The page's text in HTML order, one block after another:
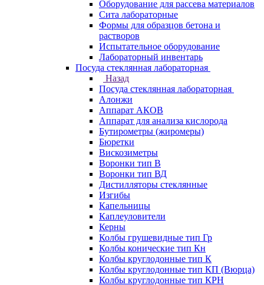
Оборудование для рассева материалов
Сита лабораторные
Формы для образцов бетона и
растворов
Испытательное оборудование
Лабораторный инвентарь
Посуда стеклянная лабораторная
Назад
Посуда стеклянная лабораторная
Алонжи
Аппарат АКОВ
Аппарат для анализа кислорода
Бутирометры (жиромеры)
Бюретки
Вискозиметры
Воронки тип В
Воронки тип ВД
Дистилляторы стеклянные
Изгибы
Капельницы
Каплеуловители
Керны
Колбы грушевидные тип Гр
Колбы конические тип Кн
Колбы круглодонные тип К
Колбы круглодонные тип КП (Вюрца)
Колбы круглодонные тип КРН